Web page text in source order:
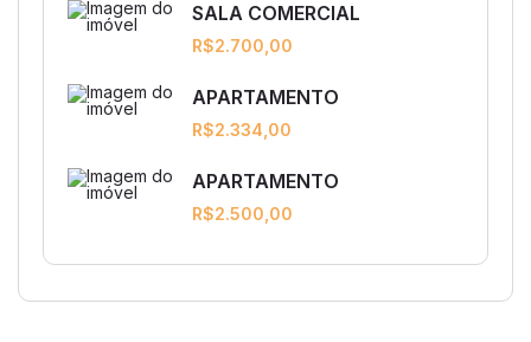
SALA COMERCIAL
R$2.700,00
APARTAMENTO
R$2.334,00
APARTAMENTO
R$2.500,00